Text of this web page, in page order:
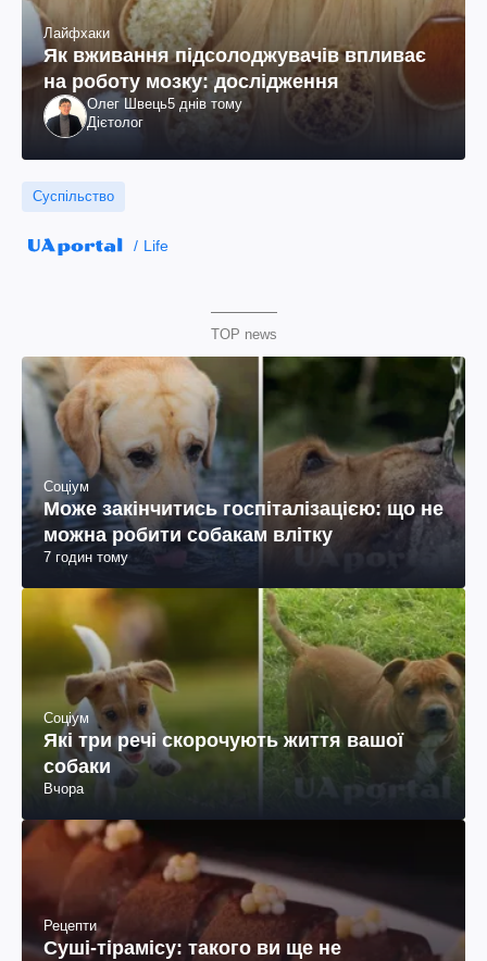
Лайфхаки
Як вживання підсолоджувачів впливає
на роботу мозку: дослідження
Олег Швець5 днів тому
Дієтолог
Суспільство
Life
TOP news
Соціум
Може закінчитись госпіталізацією: що не
можна робити собакам влітку
7 годин тому
Соціум
Які три речі скорочують життя вашої
собаки
Вчора
Рецепти
Суші-тірамісу: такого ви ще не